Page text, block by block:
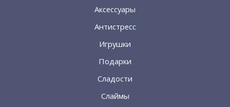
Аксессуары
Антистресс
Игрушки
Подарки
Сладости
Слаймы